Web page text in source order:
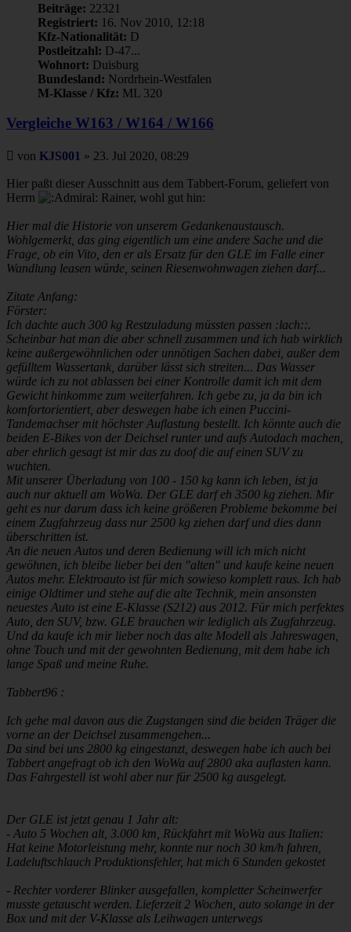
Beiträge: 22321
Registriert: 16. Nov 2010, 12:18
Kfz-Nationalität: D
Postleitzahl: D-47...
Wohnort: Duisburg
Bundesland: Nordrhein-Westfalen
M-Klasse / Kfz: ML 320
Vergleiche W163 / W164 / W166
Beitrag
von KJS001 » 23. Jul 2020, 08:29
Hier paßt dieser Ausschnitt aus dem Tabbert-Forum, geliefert von
Herrn
Rainer, wohl gut hin:
Hier mal die Historie von unserem Gedankenaustausch.
Wohlgemerkt, das ging eigentlich um eine andere Sache und die
Frage, ob ein Vito, den er als Ersatz für den GLE im Falle einer
Wandlung leasen würde, seinen Riesenwohnwagen ziehen darf...
Zitate Anfang:
Förster:
Ich dachte auch 300 kg Restzuladung müssten passen :lach::.
Scheinbar hat man die aber schnell zusammen und ich hab wirklich
keine außergewöhnlichen oder unnötigen Sachen dabei, außer dem
gefülltem Wassertank, darüber lässt sich streiten... Das Wasser
würde ich zu not ablassen bei einer Kontrolle damit ich mit dem
Gewicht hinkomme zum weiterfahren. Ich gebe zu, ja da bin ich
komfortorientiert, aber deswegen habe ich einen Puccini-
Tandemachser mit höchster Auflastung bestellt. Ich könnte auch die
beiden E-Bikes von der Deichsel runter und aufs Autodach machen,
aber ehrlich gesagt ist mir das zu doof die auf einen SUV zu
wuchten.
Mit unserer Überladung von 100 - 150 kg kann ich leben, ist ja
auch nur aktuell am WoWa. Der GLE darf eh 3500 kg ziehen. Mir
geht es nur darum dass ich keine größeren Probleme bekomme bei
einem Zugfahrzeug dass nur 2500 kg ziehen darf und dies dann
überschritten ist.
An die neuen Autos und deren Bedienung will ich mich nicht
gewöhnen, ich bleibe lieber bei den "alten" und kaufe keine neuen
Autos mehr. Elektroauto ist für mich sowieso komplett raus. Ich hab
einige Oldtimer und stehe auf die alte Technik, mein ansonsten
neuestes Auto ist eine E-Klasse (S212) aus 2012. Für mich perfektes
Auto, den SUV, bzw. GLE brauchen wir lediglich als Zugfahrzeug.
Und da kaufe ich mir lieber noch das alte Modell als Jahreswagen,
ohne Touch und mit der gewohnten Bedienung, mit dem habe ich
lange Spaß und meine Ruhe.
Tabbert96 :
Ich gehe mal davon aus die Zugstangen sind die beiden Träger die
vorne an der Deichsel zusammengehen...
Da sind bei uns 2800 kg eingestanzt, deswegen habe ich auch bei
Tabbert angefragt ob ich den WoWa auf 2800 aka auflasten kann.
Das Fahrgestell ist wohl aber nur für 2500 kg ausgelegt.
Der GLE ist jetzt genau 1 Jahr alt:
- Auto 5 Wochen alt, 3.000 km, Rückfahrt mit WoWa aus Italien:
Hat keine Motorleistung mehr, konnte nur noch 30 km/h fahren,
Ladeluftschlauch Produktionsfehler, hat mich 6 Stunden gekostet
- Rechter vorderer Blinker ausgefallen, kompletter Scheinwerfer
musste getauscht werden. Lieferzeit 2 Wochen, auto solange in der
Box und mit der V-Klasse als Leihwagen unterwegs